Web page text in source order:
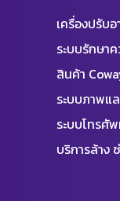
เครื่องปรับ
ระบบรักษา
สินค้า
ระบบภาพแ
ระบบโทรศั
บริการล้าง